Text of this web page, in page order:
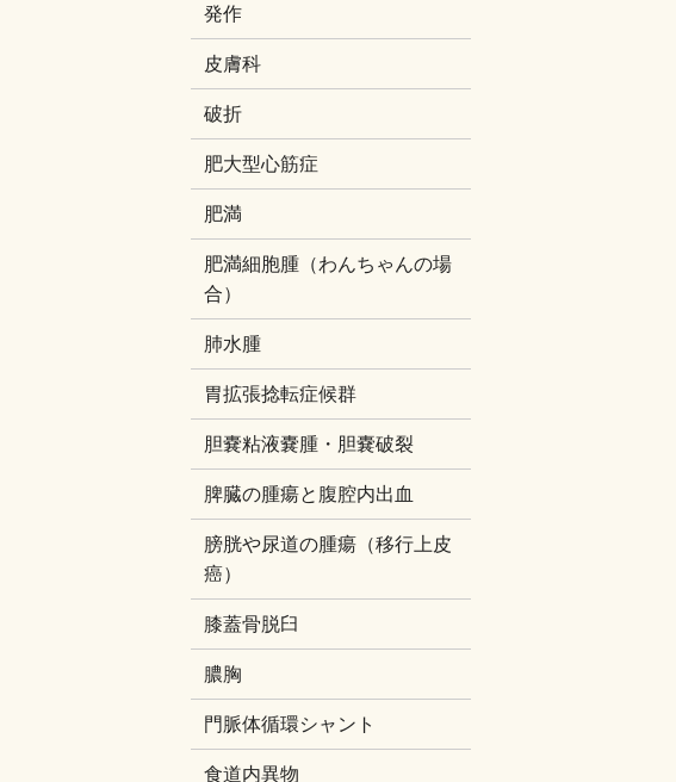
発作
皮膚科
破折
肥大型心筋症
肥満
肥満細胞腫（わんちゃんの場
合）
肺水腫
胃拡張捻転症候群
胆嚢粘液嚢腫・胆嚢破裂
脾臓の腫瘍と腹腔内出血
膀胱や尿道の腫瘍（移行上皮
癌）
膝蓋骨脱臼
膿胸
門脈体循環シャント
食道内異物